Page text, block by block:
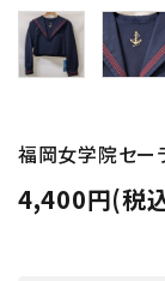
福岡女学院セー
4,400円(税